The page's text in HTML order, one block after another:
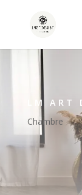
LM ART
Chambre